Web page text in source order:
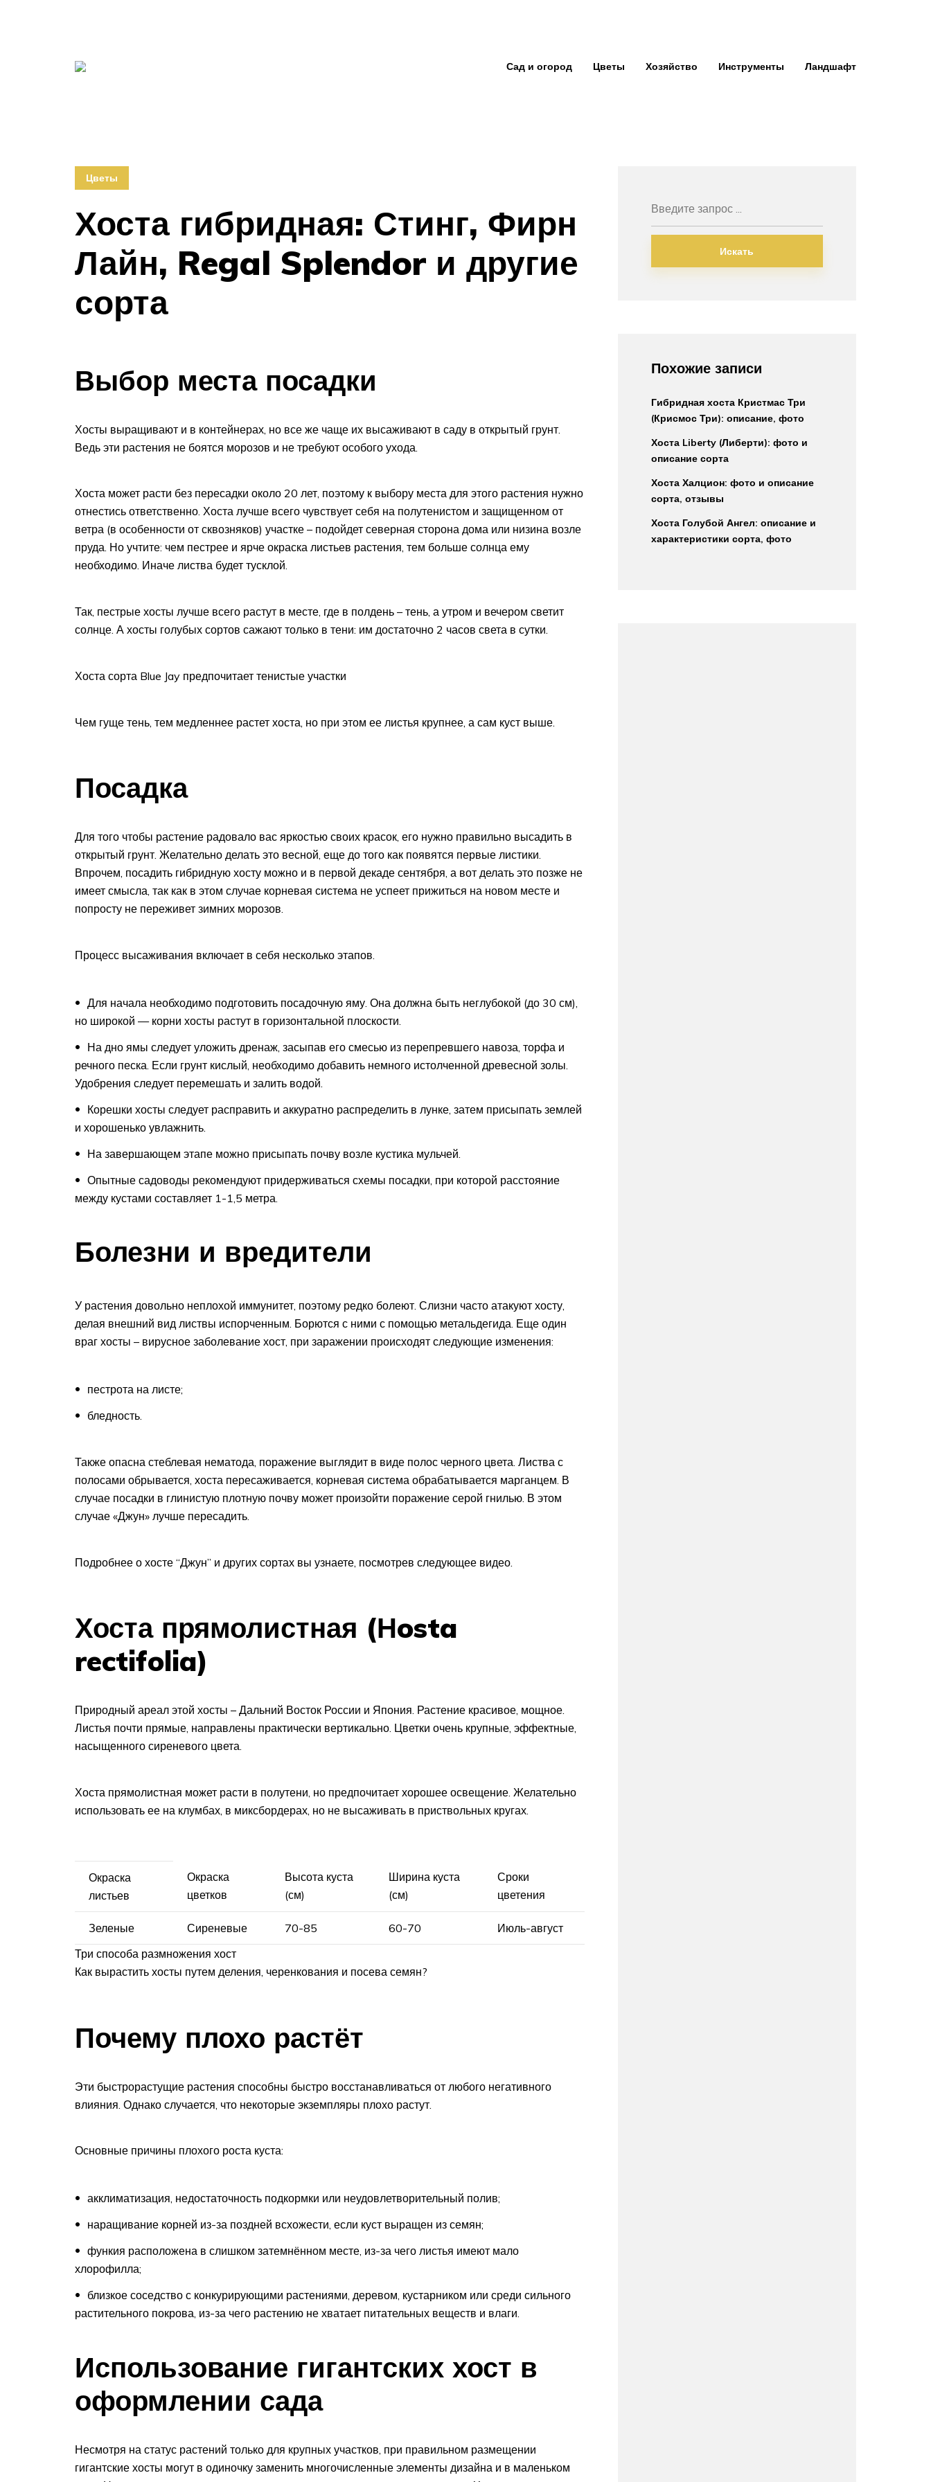
Сад и огород Цветы Хозяйство Инструменты Ландшафт
Цветы
Хоста гибридная: Стинг, Фирн
Лайн, Regal Splendor и другие
сорта
Выбор места посадки
Хосты выращивают и в контейнерах, но все же чаще их высаживают в саду в открытый грунт.
Ведь эти растения не боятся морозов и не требуют особого ухода.
Хоста может расти без пересадки около 20 лет, поэтому к выбору места для этого растения нужно
отнестись ответственно. Хоста лучше всего чувствует себя на полутенистом и защищенном от
ветра (в особенности от сквозняков) участке – подойдет северная сторона дома или низина возле
пруда. Но учтите: чем пестрее и ярче окраска листьев растения, тем больше солнца ему
необходимо. Иначе листва будет тусклой.
Так, пестрые хосты лучше всего растут в месте, где в полдень – тень, а утром и вечером светит
солнце. А хосты голубых сортов сажают только в тени: им достаточно 2 часов света в сутки.
Хоста сорта Blue Jay предпочитает тенистые участки
Чем гуще тень, тем медленнее растет хоста, но при этом ее листья крупнее, а сам куст выше.
Посадка
Для того чтобы растение радовало вас яркостью своих красок, его нужно правильно высадить в
открытый грунт. Желательно делать это весной, еще до того как появятся первые листики.
Впрочем, посадить гибридную хосту можно и в первой декаде сентября, а вот делать это позже не
имеет смысла, так как в этом случае корневая система не успеет прижиться на новом месте и
попросту не переживет зимних морозов.
Процесс высаживания включает в себя несколько этапов.
Для начала необходимо подготовить посадочную яму. Она должна быть неглубокой (до 30 см),
но широкой — корни хосты растут в горизонтальной плоскости.
На дно ямы следует уложить дренаж, засыпав его смесью из перепревшего навоза, торфа и
речного песка. Если грунт кислый, необходимо добавить немного истолченной древесной золы.
Удобрения следует перемешать и залить водой.
Корешки хосты следует расправить и аккуратно распределить в лунке, затем присыпать землей
и хорошенько увлажнить.
На завершающем этапе можно присыпать почву возле кустика мульчей.
Опытные садоводы рекомендуют придерживаться схемы посадки, при которой расстояние
между кустами составляет 1-1,5 метра.
Болезни и вредители
У растения довольно неплохой иммунитет, поэтому редко болеют. Слизни часто атакуют хосту,
делая внешний вид листвы испорченным. Борются с ними с помощью метальдегида. Еще один
враг хосты – вирусное заболевание хост, при заражении происходят следующие изменения:
пестрота на листе;
бледность.
Также опасна стеблевая нематода, поражение выглядит в виде полос черного цвета. Листва с
полосами обрывается, хоста пересаживается, корневая система обрабатывается марганцем. В
случае посадки в глинистую плотную почву может произойти поражение серой гнилью. В этом
случае «Джун» лучше пересадить.
Подробнее о хосте “Джун” и других сортах вы узнаете, посмотрев следующее видео.
Хоста прямолистная (Нosta
rectifolia)
Природный ареал этой хосты – Дальний Восток России и Япония. Растение красивое, мощное.
Листья почти прямые, направлены практически вертикально. Цветки очень крупные, эффектные,
насыщенного сиреневого цвета.
Хоста прямолистная может расти в полутени, но предпочитает хорошее освещение. Желательно
использовать ее на клумбах, в миксбордерах, но не высаживать в приствольных кругах.
Окраска
листьев
Окраска
цветков
Высота куста
(см)
Ширина куста
(см)
Сроки
цветения
Зеленые Сиреневые 70-85 60-70
Июль-август
Три способа размножения хост
Как вырастить хосты путем деления, черенкования и посева семян?
Почему плохо растёт
Эти быстрорастущие растения способны быстро восстанавливаться от любого негативного
влияния. Однако случается, что некоторые экземпляры плохо растут.
Основные причины плохого роста куста:
акклиматизация, недостаточность подкормки или неудовлетворительный полив;
наращивание корней из-за поздней всхожести, если куст выращен из семян;
функия расположена в слишком затемнённом месте, из-за чего листья имеют мало
хлорофилла;
близкое соседство с конкурирующими растениями, деревом, кустарником или среди сильного
растительного покрова, из-за чего растению не хватает питательных веществ и влаги.
Использование гигантских хост в
оформлении сада
Несмотря на статус растений только для крупных участков, при правильном размещении
гигантские хосты могут в одиночку заменить многочисленные элементы дизайна и в маленьком
Искать
Похожие записи
Гибридная хоста Кристмас Три
(Крисмос Три): описание, фото
Хоста Liberty (Либерти): фото и
описание сорта
Хоста Халцион: фото и описание
сорта, отзывы
Хоста Голубой Ангел: описание и
характеристики сорта, фото